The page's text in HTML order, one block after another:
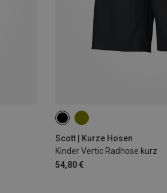
Scott | Kurze Hosen
Kinder Vertic Radhose kurz
54,80 €
140